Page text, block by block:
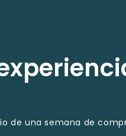
de una semana de